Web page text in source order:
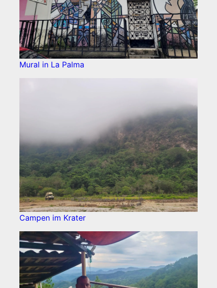
Mural in La Palma
Campen im Krater